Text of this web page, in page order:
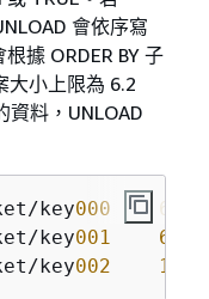
會依序寫
據 ORDER BY 子
大小上限為 6.2
資料，UNLOAD
key000 6
key001 6
key002 1